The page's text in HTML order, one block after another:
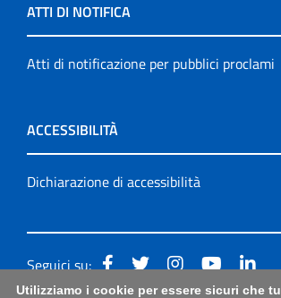
ATTI DI NOTIFICA
Atti di notificazione per pubblici proclami
ACCESSIBILITÀ
Dichiarazione di accessibilità
Seguici su:
Utilizziamo i cookie per essere sicuri che tu